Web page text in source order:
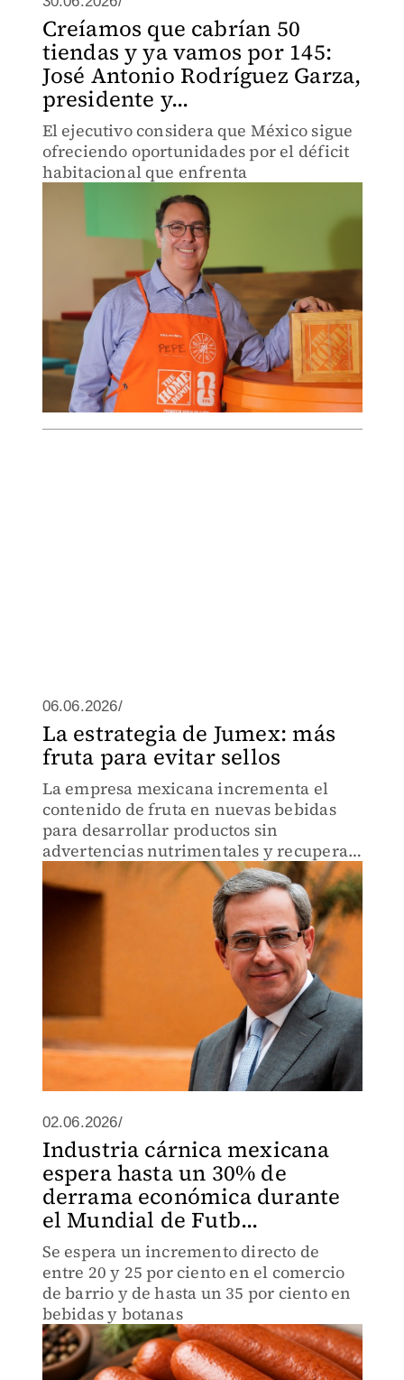
Creíamos que cabrían 50
tiendas y ya vamos por 145:
José Antonio Rodríguez Garza,
presidente y...
El ejecutivo considera que México sigue
ofreciendo oportunidades por el déficit
habitacional que enfrenta
06.06.2026/
La estrategia de Jumex: más
fruta para evitar sellos
La empresa mexicana incrementa el
contenido de fruta en nuevas bebidas
para desarrollar productos sin
advertencias nutrimentales y recuperar
presencia en las escuelas.
02.06.2026/
Industria cárnica mexicana
espera hasta un 30% de
derrama económica durante
el Mundial de Futb...
Se espera un incremento directo de
entre 20 y 25 por ciento en el comercio
de barrio y de hasta un 35 por ciento en
bebidas y botanas